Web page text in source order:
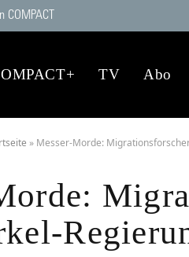
TV Abo
» Messer-Morde: